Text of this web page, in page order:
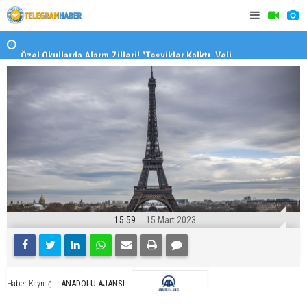
Devlet Okuluna Yöneldi"
15:59 15 Mart 2023
Haber Kaynağı ANADOLU AJANSI